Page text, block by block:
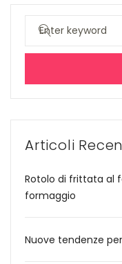
Search
Articoli
Rotolo di frittata al
formaggio
Nuove tendenze